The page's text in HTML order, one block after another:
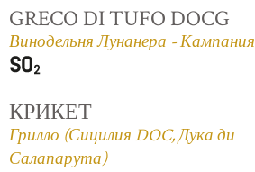
GRECO DI TUFO DOCG
Винодельня Лунанера - Кампания
КРИКЕТ
Грилло (Сицилия DOC, Дука ди
Салапарута)